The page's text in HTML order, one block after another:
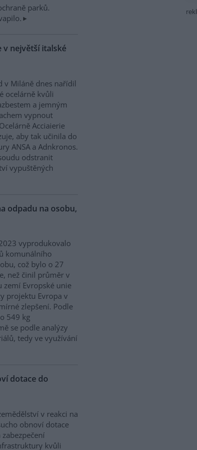
parků.
v největší italské
v Miláně dnes nařídil
ocelárně kvůli
a jemným
vypnout
Acciaierie
aby tak učinila do
ANSA a Adnkronos.
odstranit
vypuštěných
odpadu na osobu,
vyprodukovalo
komunálního
což bylo o 27
než činil průměr v
zemí Evropské unie
projektu Evropa v
zlepšení. Podle
549 kg
se podle analýzy
tedy ve využívání
dotace do
v reakci na
obnoví dotace
kvůli